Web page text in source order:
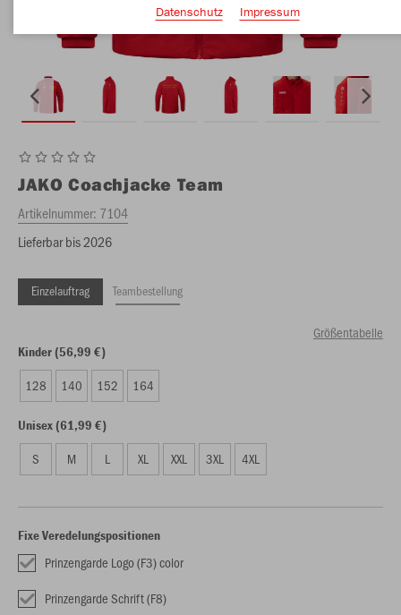
JAKO Coachjacke Team
Artikelnummer: 7104
Lieferbar bis 2026
Einzelauftrag Teambestellung
Größentabelle
Kinder (56,99 €)
128 140 152 164
Unisex (61,99 €)
S M L XL XXL 3XL 4XL
Fixe Veredelungspositionen
Prinzengarde Logo (F3) color
Prinzengarde Schrift (F8)
Datenschutz
Impressum